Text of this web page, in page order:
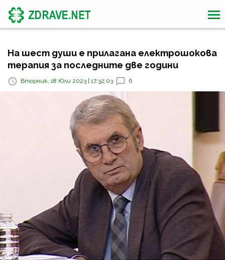
На шест души е прилагана електрошокова
терапия за последните две години
Вторник, 18 Юли 2023 | 17:32:03 6